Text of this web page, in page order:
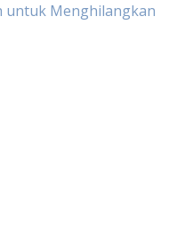
untuk Menghilangkan